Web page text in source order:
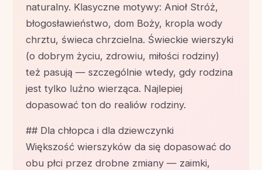
naturalny. Klasyczne motywy: Anioł Stróż,
błogosławieństwo, dom Boży, kropla wody
chrztu, świeca chrzcielna. Świeckie wierszyki
(o dobrym życiu, zdrowiu, miłości rodziny)
też pasują — szczególnie wtedy, gdy rodzina
jest tylko luźno wierząca. Najlepiej
dopasować ton do realiów rodziny.
## Dla chłopca i dla dziewczynki
Większość wierszyków da się dopasować do
obu płci przez drobne zmiany — zaimki,